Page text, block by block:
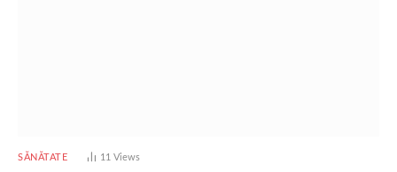
SĂNĂTATE 11Views